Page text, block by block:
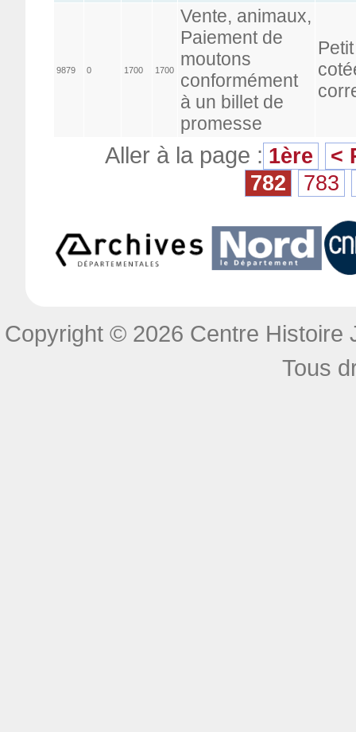
9879 0 1700 1700
Vente, animaux,
Paiement de
moutons
conformément
à un billet de
promesse
Aller à la page : 1ère
<
782
783
Copyright © 2026 Centre Histoire
Tous